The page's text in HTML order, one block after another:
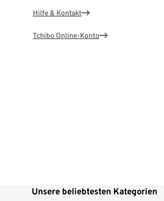
Hilfe & Kontakt
Tchibo Online-Konto
Unsere beliebtesten Kategorien